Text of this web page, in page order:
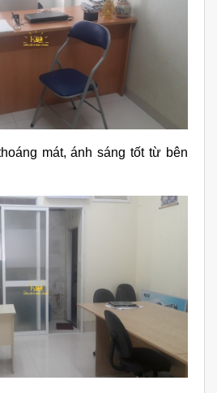
mát, ánh sáng tốt từ bên